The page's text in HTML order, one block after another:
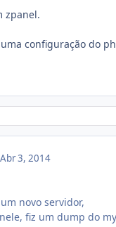
zpanel.
configuração do
Abr 3, 2014
novo servidor,
fiz um dump do